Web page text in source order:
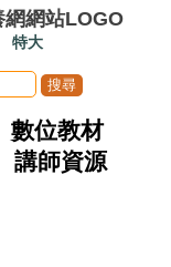
特大
數位教材
講師資源